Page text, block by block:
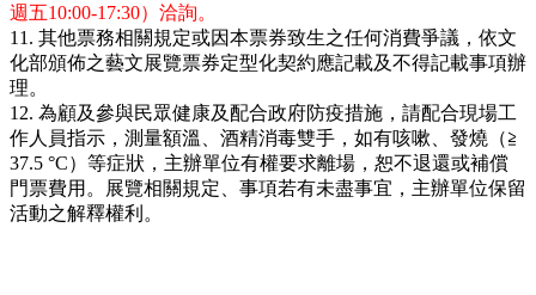
週五10:00-17:30）洽詢。
11. 其他票務相關規定或因本票券致生之任何消費爭議，依文
化部頒佈之藝文展覽票券定型化契約應記載及不得記載事項辦
理。
12. 為顧及參與民眾健康及配合政府防疫措施，請配合現場工
作人員指示，測量額溫、酒精消毒雙手，如有咳嗽、發燒（≧
37.5 °C）等症狀，主辦單位有權要求離場，恕不退還或補償
門票費用。展覽相關規定、事項若有未盡事宜，主辦單位保留
活動之解釋權利。